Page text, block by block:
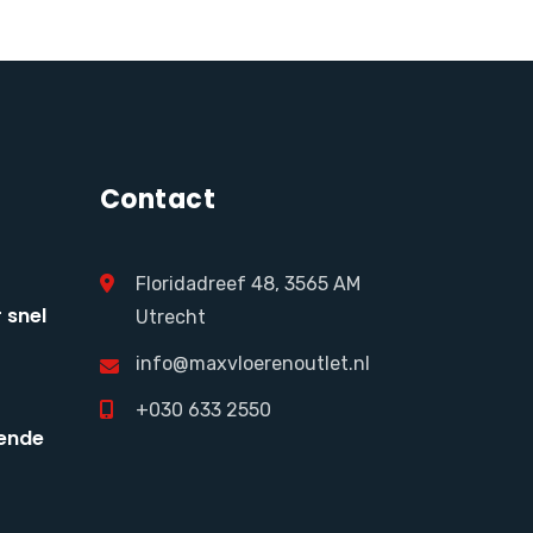
Contact
Floridadreef 48, 3565 AM
Utrecht
info@maxvloerenoutlet.nl
+030 633 2550